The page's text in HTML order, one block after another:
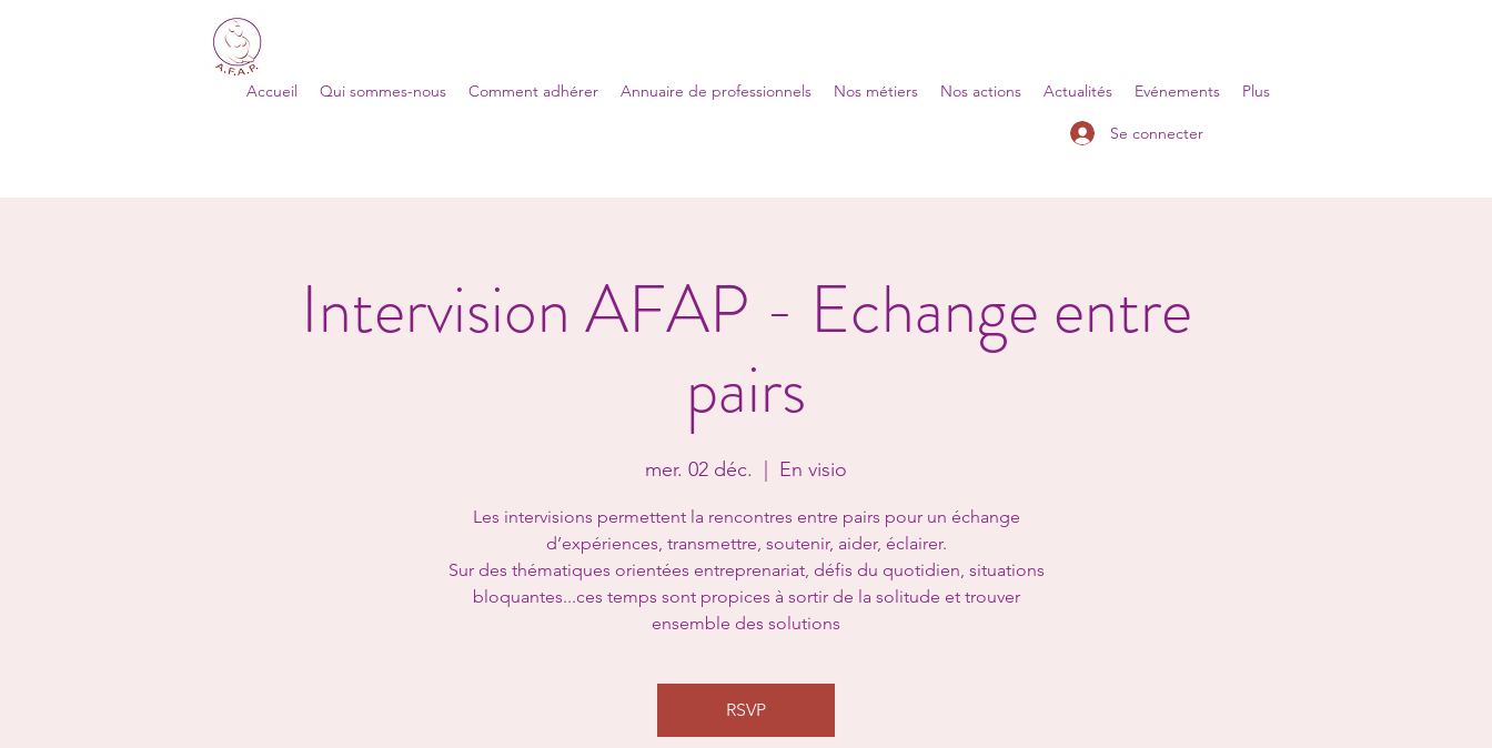
Accueil Qui sommes-nous Comment adhérer Annuaire de professionnels Nos métiers Nos actions Actualités Evénements Plus
Se connecter
Intervision AFAP - Echange entre
pairs
mer. 02 déc. En visio
Les intervisions permettent la rencontres entre pairs pour un échange
d’expériences, transmettre, soutenir, aider, éclairer.
Sur des thématiques orientées entreprenariat, défis du quotidien, situations
bloquantes...ces temps sont propices à sortir de la solitude et trouver
ensemble des solutions
RSVP